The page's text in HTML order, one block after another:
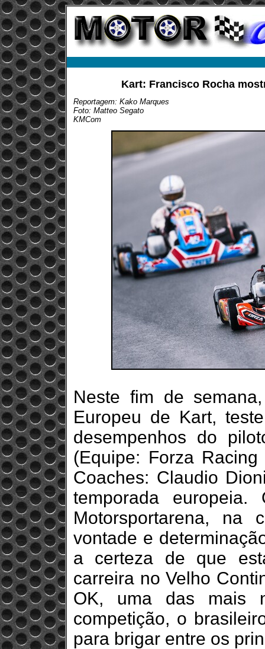
Kart: Francisco Rocha
Reportagem: Kako Marques
Foto: Matteo Segato
KMCom
Neste fim de
Europeu de Kart,
desempenhos do
(Equipe: Forza
Coaches: Claudio
temporada
Motorsportarena, na
vontade e
a certeza de que
carreira no Velho
OK, uma das mais
competição, o
para brigar entre os